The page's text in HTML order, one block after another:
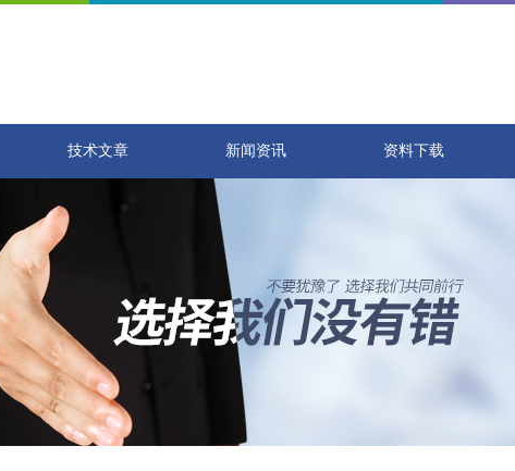
技术文章 新闻资讯 资料下载